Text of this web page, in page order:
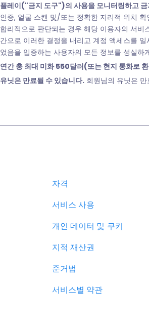
플레이("금지 도구")의 사용을 모니터링하고
인증, 얼굴 스캔 및/또는 정확한 지리적 위치
합리적으로 판단되는 경우 해당 이용자의 서
간으로 이러한 결정을 내리고 계정 액세스를
었음을 입증하는 사용자의 모든 정보를 성실하
연간 총 최대 미화 550달러(또는 현지 통화로
유닛은 만료될 수 있습니다. 회원님의 유닛은
자격
서비스 사용
개인 데이터 및 쿠키
지적 재산권
준거법
서비스별 약관